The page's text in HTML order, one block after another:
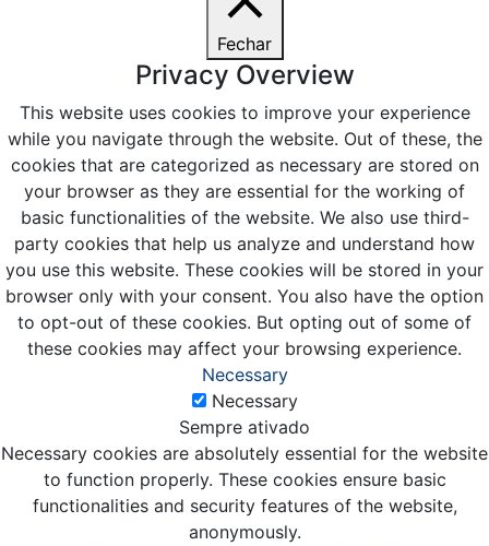
Fechar
Privacy Overview
This website uses cookies to improve your experience
while you navigate through the website. Out of these, the
cookies that are categorized as necessary are stored on
your browser as they are essential for the working of
basic functionalities of the website. We also use third-
party cookies that help us analyze and understand how
you use this website. These cookies will be stored in your
browser only with your consent. You also have the option
to opt-out of these cookies. But opting out of some of
these cookies may affect your browsing experience.
Necessary
Necessary
Sempre ativado
Necessary cookies are absolutely essential for the website
to function properly. These cookies ensure basic
functionalities and security features of the website,
anonymously.